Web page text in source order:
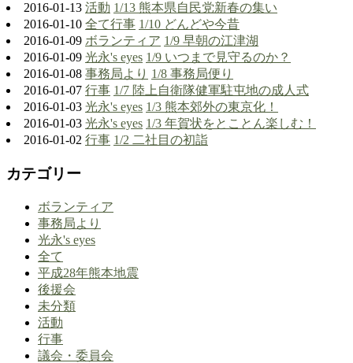
2016-01-13 活動 1/13 熊本県自民党新春の集い
2016-01-10 全て行事 1/10 どんどや今昔
2016-01-09 ボランティア 1/9 早朝の江津湖
2016-01-09 光永's eyes 1/9 いつまで見守るのか？
2016-01-08 事務局より 1/8 事務局便り
2016-01-07 行事 1/7 陸上自衛隊健軍駐屯地の成人式
2016-01-03 光永's eyes 1/3 熊本郊外の東京化！
2016-01-03 光永's eyes 1/3 年賀状をとことん楽しむ！
2016-01-02 行事 1/2 二社目の初詣
カテゴリー
ボランティア
事務局より
光永's eyes
全て
平成28年熊本地震
後援会
未分類
活動
行事
議会・委員会